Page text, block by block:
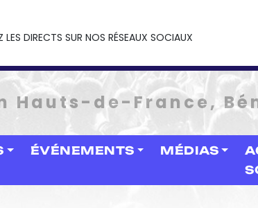
LES DIRECTS SUR NOS RÉSEAUX SOCIAUX
Hauts-de-France,
ÉVÉNEMENTS MÉDIAS